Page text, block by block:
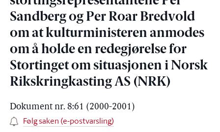
Sandberg og Per Roar Bredvold
om at kulturministeren anmodes
om å holde en redegjørelse for
Stortinget om situasjonen i Norsk
Rikskringkasting AS (NRK)
Dokument nr. 8:61 (2000-2001)
Følg saken (e-postvarsling)